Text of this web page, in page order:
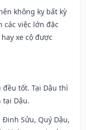
không kỵ bất kỳ
các việc lớn đặc
xe cộ được
đều tốt. Tại Dậu thì
tại Dậu.
Đinh Sửu, Quý Dậu,